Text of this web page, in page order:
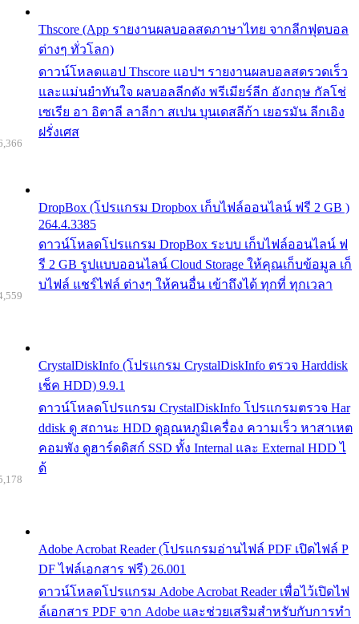
Thscore (App รายงานผลบอลสดภาษาไทย จากลีกฟุตบอล
ต่างๆ ทั่วโลก)
ดาวน์โหลดแอป Thscore แอปฯ รายงานผลบอลสดรวดเร็ว
และแม่นยำทันใจ ผลบอลลีกดัง พรีเมียร์ลีก อังกฤษ กัลโช่
เซเรีย อา อิตาลี ลาลีกา สเปน บุนเดสลีก้า เยอรมัน ลีกเอิง
ฝรั่งเศส
DropBox (โปรแกรม Dropbox เก็บไฟล์ออนไลน์ ฟรี 2 GB )
264.4.3385
ดาวน์โหลดโปรแกรม DropBox ระบบ เก็บไฟล์ออนไลน์ ฟ
รี 2 GB รูปแบบออนไลน์ Cloud Storage ให้คุณเก็บข้อมูล เก็
บไฟล์ แชร์ไฟล์ ต่างๆ ให้คนอื่น เข้าถึงได้ ทุกที่ ทุกเวลา
CrystalDiskInfo (โปรแกรม CrystalDiskInfo ตรวจ Harddisk
เช็ค HDD) 9.9.1
ดาวน์โหลดโปรแกรม CrystalDiskInfo โปรแกรมตรวจ Har
ddisk ดู สถานะ HDD ดูอุณหภูมิเครื่อง ความเร็ว หาสาเหต
คอมพัง ดูฮาร์ดดิสก์ SSD ทั้ง Internal และ External HDD ไ
ด้
Adobe Acrobat Reader (โปรแกรมอ่านไฟล์ PDF เปิดไฟล์ P
DF ไฟล์เอกสาร ฟรี) 26.001
ดาวน์โหลดโปรแกรม Adobe Acrobat Reader เพื่อไว้เปิดไฟ
ล์เอกสาร PDF จาก Adobe และช่วยเสริมสำหรับกับการทำ